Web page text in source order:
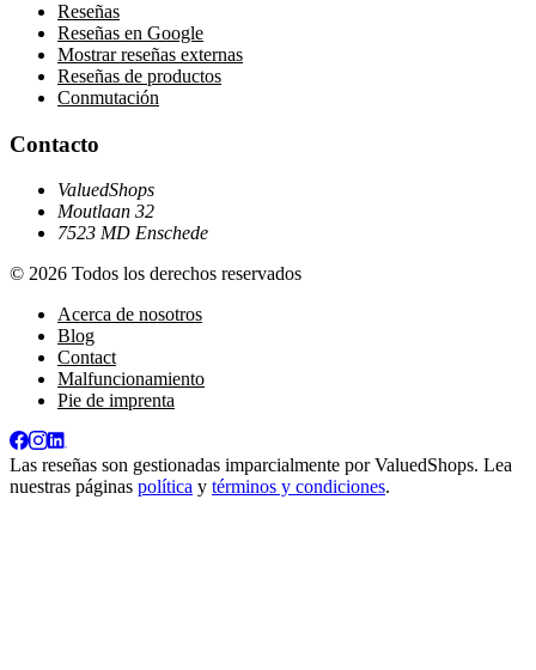
Reseñas
Reseñas en Google
Mostrar reseñas externas
Reseñas de productos
Conmutación
Contacto
ValuedShops
Moutlaan 32
7523 MD Enschede
© 2026 Todos los derechos reservados
Acerca de nosotros
Blog
Contact
Malfuncionamiento
Pie de imprenta
Las reseñas son gestionadas imparcialmente porValuedShops. Lea
nuestras páginas política y términos y condiciones.